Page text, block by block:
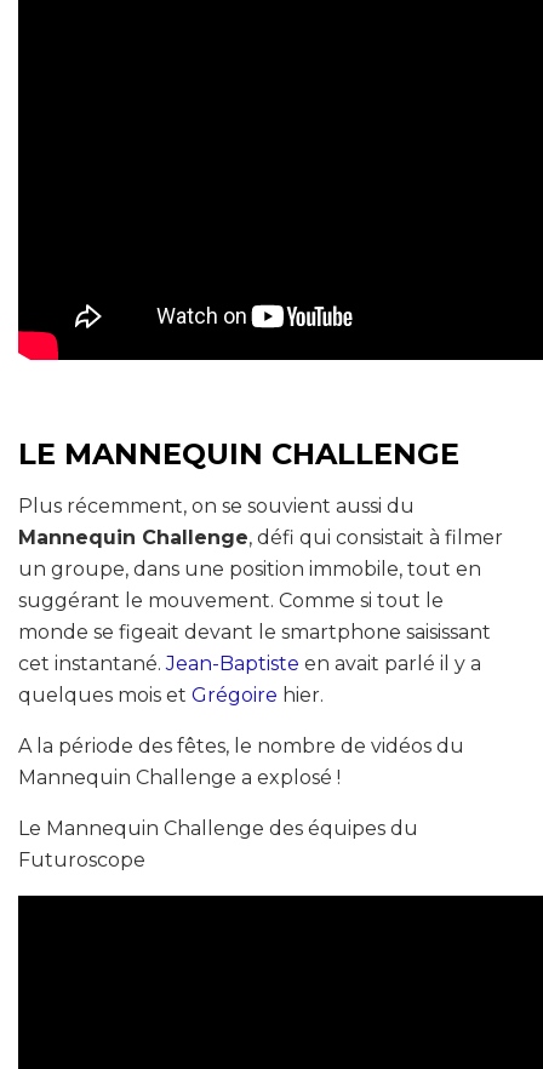
LE MANNEQUIN CHALLENGE
Plus récemment, on se souvient aussi du
Mannequin Challenge, défi qui consistait à filmer
un groupe, dans une position immobile, tout en
suggérant le mouvement. Comme si tout le
monde se figeait devant le smartphone saisissant
cet instantané.Jean-Baptiste en avait parlé il y a
quelques mois et Grégoire hier.
A la période des fêtes, le nombre de vidéos du
Mannequin Challenge a explosé !
Le Mannequin Challenge des équipes du
Futuroscope